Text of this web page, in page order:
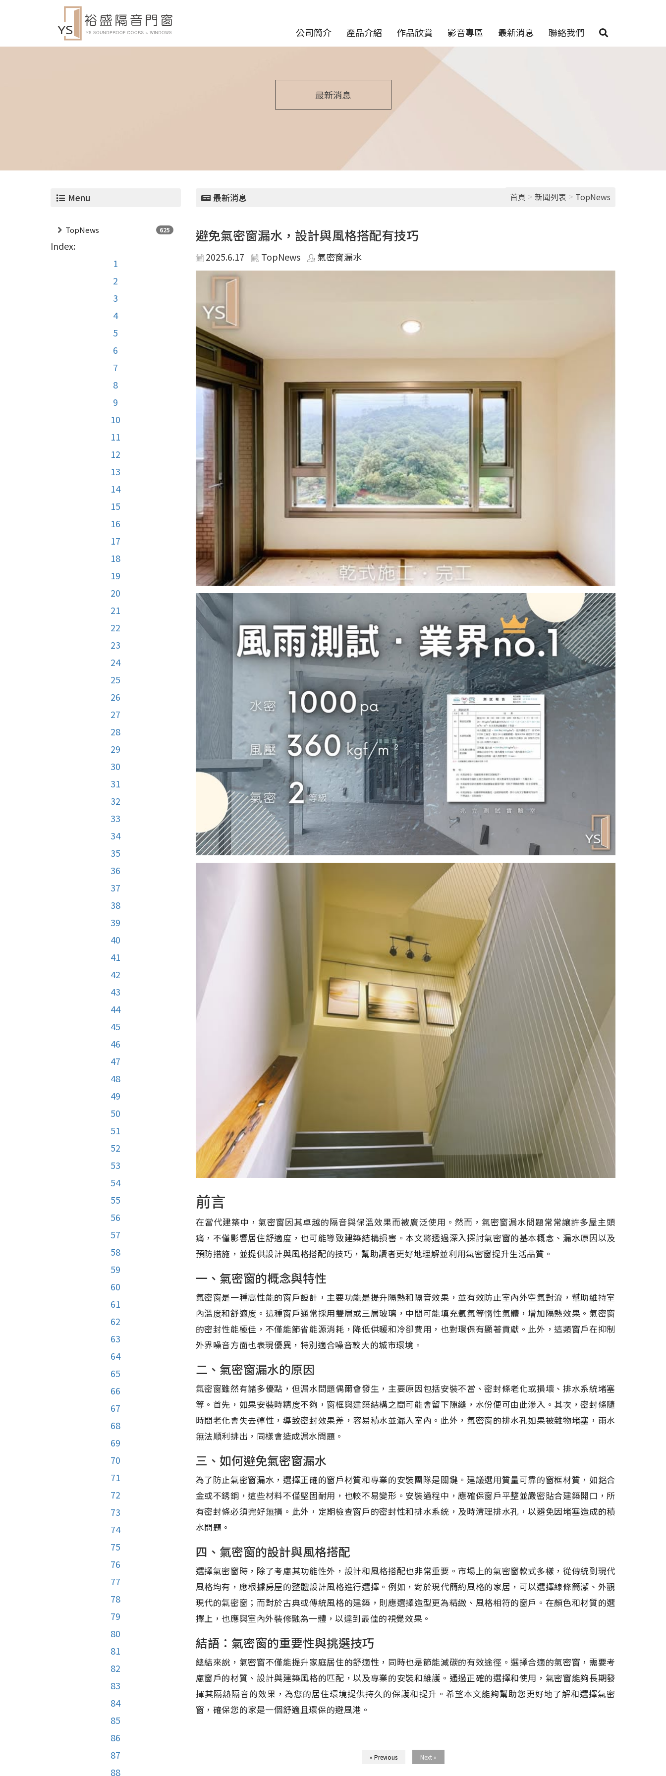
公司簡介 產品介紹 作品欣賞 影音專區 最新消息 聯絡我們
最新消息
Menu
TopNews 625
Index:
1
2
3
4
5
6
7
8
9
10
11
12
13
14
15
16
17
18
19
20
21
22
23
24
25
26
27
28
29
30
31
32
33
34
35
36
37
38
39
40
41
42
43
44
45
46
47
48
49
50
51
52
53
54
55
56
57
58
59
60
61
62
63
64
65
66
67
68
69
70
71
72
73
74
75
76
77
78
79
80
81
82
83
84
85
86
87
88
最新消息 首頁 > 新聞列表 > TopNews
避免氣密窗漏水，設計與風格搭配有技巧
2025.6.17 TopNews 氣密窗漏水
前言
在當代建築中，氣密窗因其卓越的隔音與保溫效果而被廣泛使用。然而，氣密窗漏水問題常常讓許多屋主頭
痛，不僅影響居住舒適度，也可能導致建築結構損害。本文將透過深入探討氣密窗的基本概念、漏水原因以及
預防措施，並提供設計與風格搭配的技巧，幫助讀者更好地理解並利用氣密窗提升生活品質。
一、氣密窗的概念與特性
氣密窗是一種高性能的窗戶設計，主要功能是提升隔熱和隔音效果，並有效防止室內外空氣對流，幫助維持室
內溫度和舒適度。這種窗戶通常採用雙層或三層玻璃，中間可能填充氬氣等惰性氣體，增加隔熱效果。氣密窗
的密封性能極佳，不僅能節省能源消耗，降低供暖和冷卻費用，也對環保有顯著貢獻。此外，這類窗戶在抑制
外界噪音方面也表現優異，特別適合噪音較大的城市環境。
二、氣密窗漏水的原因
氣密窗雖然有諸多優點，但漏水問題偶爾會發生，主要原因包括安裝不當、密封條老化或損壞、排水系統堵塞
等。首先，如果安裝時精度不夠，窗框與建築結構之間可能會留下隙縫，水份便可由此滲入。其次，密封條隨
時間老化會失去彈性，導致密封效果差，容易積水並漏入室內。此外，氣密窗的排水孔如果被雜物堵塞，雨水
無法順利排出，同樣會造成漏水問題。
三、如何避免氣密窗漏水
為了防止氣密窗漏水，選擇正確的窗戶材質和專業的安裝團隊是關鍵。建議選用質量可靠的窗框材質，如鋁合
金或不銹鋼，這些材料不僅堅固耐用，也較不易變形。安裝過程中，應確保窗戶平整並嚴密貼合建築開口，所
有密封條必須完好無損。此外，定期檢查窗戶的密封性和排水系統，及時清理排水孔，以避免因堵塞造成的積
水問題。
四、氣密窗的設計與風格搭配
選擇氣密窗時，除了考慮其功能性外，設計和風格搭配也非常重要。市場上的氣密窗款式多樣，從傳統到現代
風格均有，應根據房屋的整體設計風格進行選擇。例如，對於現代簡約風格的家居，可以選擇線條簡潔、外觀
現代的氣密窗；而對於古典或傳統風格的建築，則應選擇造型更為精緻、風格相符的窗戶。在顏色和材質的選
擇上，也應與室內外裝修融為一體，以達到最佳的視覺效果。
結語：氣密窗的重要性與挑選技巧
總結來說，氣密窗不僅能提升家庭居住的舒適性，同時也是節能減碳的有效途徑。選擇合適的氣密窗，需要考
慮窗戶的材質、設計與建築風格的匹配，以及專業的安裝和維護。通過正確的選擇和使用，氣密窗能夠長期發
揮其隔熱隔音的效果，為您的居住環境提供持久的保護和提升。希望本文能夠幫助您更好地了解和選擇氣密
窗，確保您的家是一個舒適且環保的避風港。
« Previous Next »